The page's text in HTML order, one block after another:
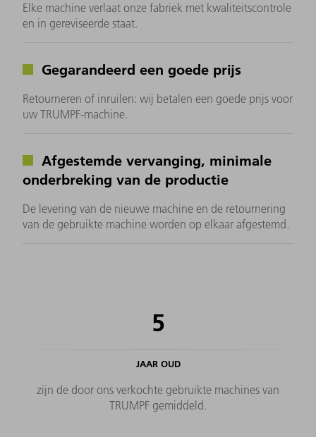
Elke machine verlaat onze fabriek met kwaliteitscontrole
en in gereviseerde staat.
Gegarandeerd een goede prijs
Retourneren of inruilen: wij betalen een goede prijs voor
uw TRUMPF-machine.
Afgestemde vervanging, minimale
onderbreking van de productie
De levering van de nieuwe machine en de retournering
van de gebruikte machine worden op elkaar afgestemd.
5
JAAR OUD
zijn de door ons verkochte gebruikte machines van
TRUMPF gemiddeld.